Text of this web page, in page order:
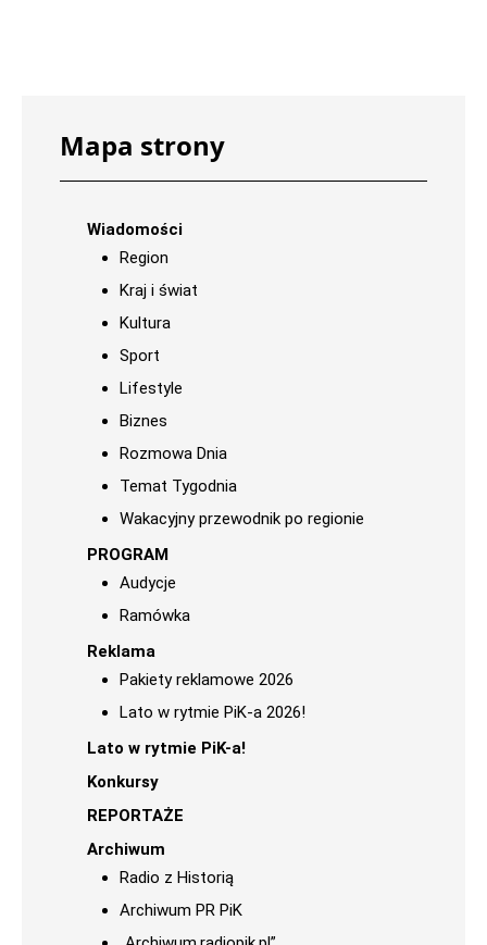
Mapa strony
Wiadomości
Region
Kraj i świat
Kultura
Sport
Lifestyle
Biznes
Rozmowa Dnia
Temat Tygodnia
Wakacyjny przewodnik po regionie
PROGRAM
Audycje
Ramówka
Reklama
Pakiety reklamowe 2026
Lato w rytmie PiK-a 2026!
Lato w rytmie PiK-a!
Konkursy
REPORTAŻE
Archiwum
Radio z Historią
Archiwum PR PiK